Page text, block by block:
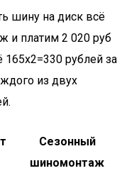
шину на диск всё
и платим 2 020 руб
рублей за
из двух
Сезонный
шиномонтаж